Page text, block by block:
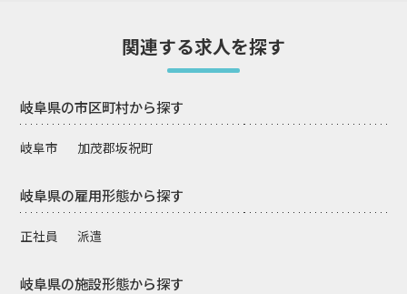
関連する求人を探す
岐阜県の市区町村から探す
岐阜市 加茂郡坂祝町
岐阜県の雇用形態から探す
正社員 派遣
岐阜県の施設形態から探す